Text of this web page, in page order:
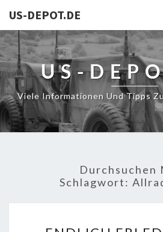
US-DEPOT.DE
US-
Viele Informationen Und Tipps
Durchsuchen
Schlagwort: